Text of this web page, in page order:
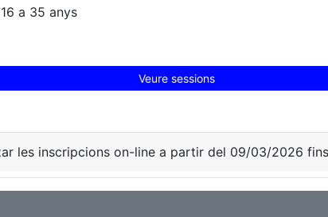
a 35 anys
Veure sessions
les inscripcions on-line a partir del 09/03/2026